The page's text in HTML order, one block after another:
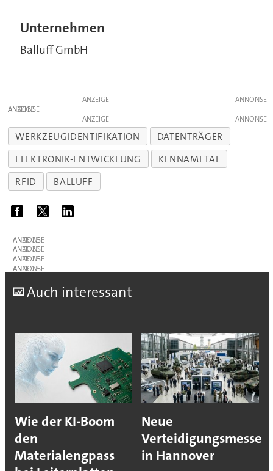
Unternehmen
Balluff GmbH
ANZEIGE
ANZEIGE
ANZEIGE
WERKZEUGIDENTIFIKATION
DATENTRÄGER
ELEKTRONIK-ENTWICKLUNG
KENNAMETAL
RFID
BALLUFF
ANZEIGE
ANZEIGE
ANZEIGE
ANZEIGE
Auch interessant
Wie der KI-Boom
den
Materialengpass
Neue
Verteidigungsmesse
in Hannover